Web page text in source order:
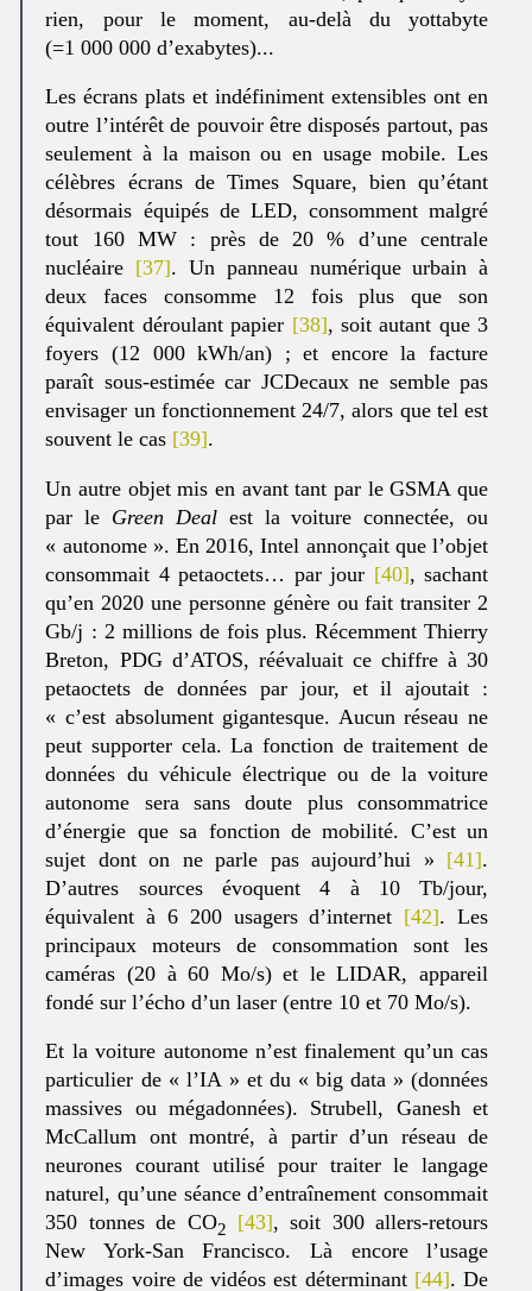
rien, pour le moment, au-delà du yottabyte
(=1 000 000 d’exabytes)...
Les écrans plats et indéfiniment extensibles ont en
outre l’intérêt de pouvoir être disposés partout, pas
seulement à la maison ou en usage mobile. Les
célèbres écrans de Times Square, bien qu’étant
désormais équipés de LED, consomment malgré
tout 160 MW : près de 20 % d’une centrale
nucléaire [37]. Un panneau numérique urbain à
deux faces consomme 12 fois plus que son
équivalent déroulant papier [38], soit autant que 3
foyers (12 000 kWh/an) ; et encore la facture
paraît sous-estimée car JCDecaux ne semble pas
envisager un fonctionnement 24/7, alors que tel est
souvent le cas [39].
Un autre objet mis en avant tant par le GSMA que
par le Green Dealest la voiture connectée, ou
« autonome ». En 2016, Intel annonçait que l’objet
consommait 4 petaoctets… par jour [40], sachant
qu’en 2020 une personne génère ou fait transiter 2
Gb/j : 2 millions de fois plus. Récemment Thierry
Breton, PDG d’ATOS, réévaluait ce chiffre à 30
petaoctets de données par jour, et il ajoutait :
« c’est absolument gigantesque. Aucun réseau ne
peut supporter cela. La fonction de traitement de
données du véhicule électrique ou de la voiture
autonome sera sans doute plus consommatrice
d’énergie que sa fonction de mobilité. C’est un
sujet dont on ne parle pas aujourd’hui » [41].
D’autres sources évoquent 4 à 10 Tb/jour,
équivalent à 6 200 usagers d’internet [42]. Les
principaux moteurs de consommation sont les
caméras (20 à 60 Mo/s) et le LIDAR, appareil
fondé sur l’écho d’un laser (entre 10 et 70 Mo/s).
Et la voiture autonome n’est finalement qu’un cas
particulier de « l’IA » et du « big data » (données
massives ou mégadonnées). Strubell, Ganesh et
McCallum ont montré, à partir d’un réseau de
neurones courant utilisé pour traiter le langage
naturel, qu’une séance d’entraînement consommait
350 tonnes de CO2 [43], soit 300 allers-retours
New York-San Francisco. Là encore l’usage
d’images voire de vidéos est déterminant [44]. De